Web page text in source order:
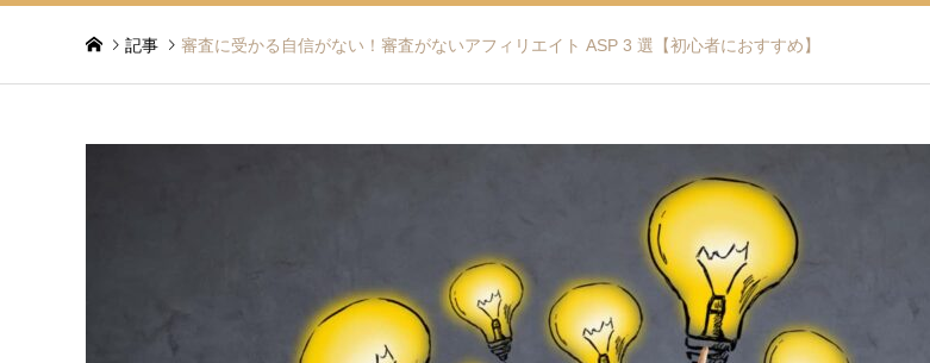
記事 審査に受かる自信がない！審査がないアフィリエイト ASP 3 選【初心者におすすめ】